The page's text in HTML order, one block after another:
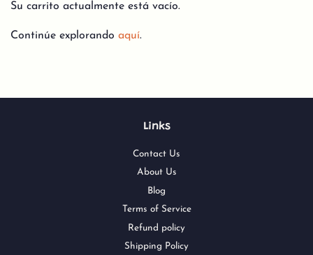
Su carrito actualmente está vacío.
Continúe explorando aquí.
Links
Contact Us
About Us
Blog
Terms of Service
Refund policy
Shipping Policy